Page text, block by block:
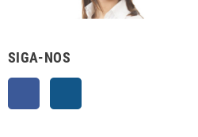
SIGA-NOS
Facebook